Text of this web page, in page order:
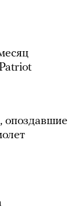
опоздавшие